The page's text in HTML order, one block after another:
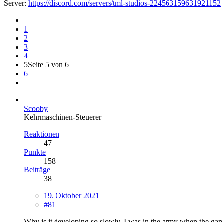
Server: https://discord.com/servers/tml-studios-224563159631921152
1
2
3
4
5Seite 5 von 6
6
Scooby
Kehrmaschinen-Steuerer
Reaktionen
47
Punkte
158
Beiträge
38
19. Oktober 2021
#81